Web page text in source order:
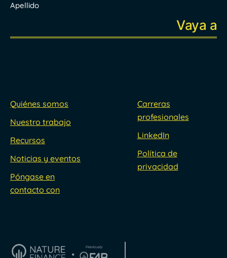
Apellido
Quiénes somos
Nuestro trabajo
Recursos
Noticias y eventos
Póngase en
contacto con
Carreras
profesionales
LinkedIn
Política de
privacidad